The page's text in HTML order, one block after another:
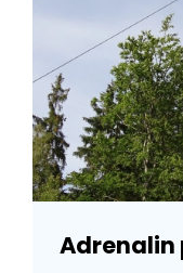
Adrenalin